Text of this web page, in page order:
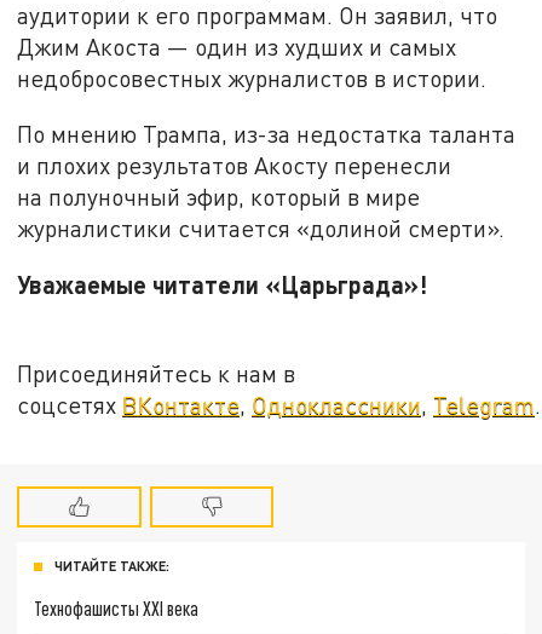
аудитории к его программам. Он заявил, что
Джим Акоста — один из худших и самых
недобросовестных журналистов в истории.
По мнению Трампа, из-за недостатка таланта
и плохих результатов Акосту перенесли
на полуночный эфир, который в мире
журналистики считается «долиной смерти».
Уважаемые читатели «Царьграда»!
Присоединяйтесь к нам в
соцсетях ВКонтакте Одноклассники Telegram
ЧИТАЙТЕ ТАКЖЕ:
Технофашисты XXI века